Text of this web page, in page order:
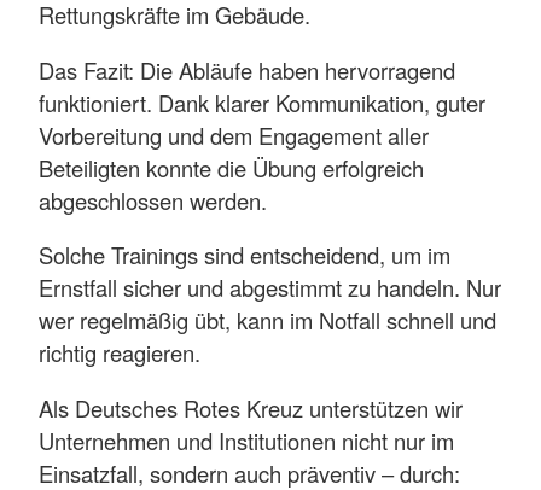
Rettungskräfte im Gebäude.
Das Fazit: Die Abläufe haben hervorragend
funktioniert. Dank klarer Kommunikation, guter
Vorbereitung und dem Engagement aller
Beteiligten konnte die Übung erfolgreich
abgeschlossen werden.
Solche Trainings sind entscheidend, um im
Ernstfall sicher und abgestimmt zu handeln. Nur
wer regelmäßig übt, kann im Notfall schnell und
richtig reagieren.
Als Deutsches Rotes Kreuz unterstützen wir
Unternehmen und Institutionen nicht nur im
Einsatzfall, sondern auch präventiv – durch: